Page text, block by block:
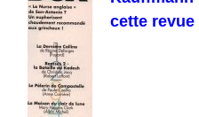
cette revue